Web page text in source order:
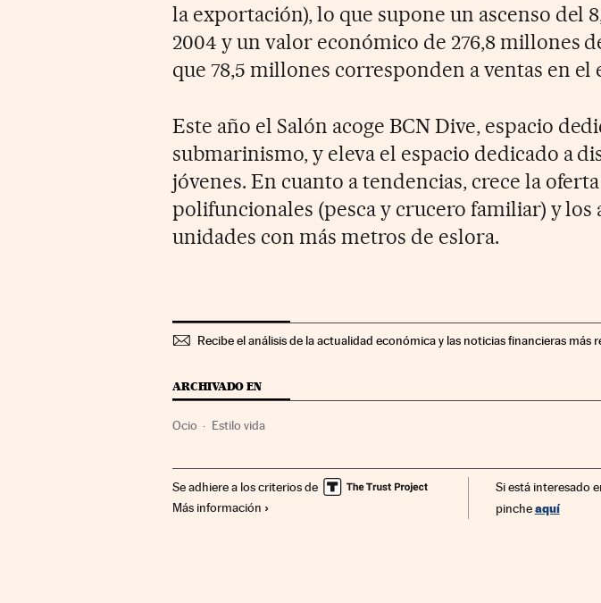
la exportación), lo que supone un ascenso del
2004 y un valor económico de 276,8 millones
que 78,5 millones corresponden a ventas en el
Este año el Salón acoge BCN Dive, espacio
submarinismo, y eleva el espacio dedicado a
jóvenes. En cuanto a tendencias, crece la
polifuncionales (pesca y crucero familiar) y los
unidades con más metros de eslora.
Recibe el análisis de la actualidad económica y las noticias financieras más
ARCHIVADO EN
Ocio Estilo vida
Se adhiere a los criterios de
Más información
Si está interesado
pincheaquí